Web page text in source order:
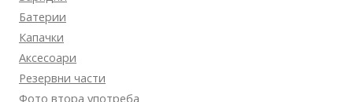
Батерии
Капачки
Аксесоари
Резервни части
Фото втора употреба